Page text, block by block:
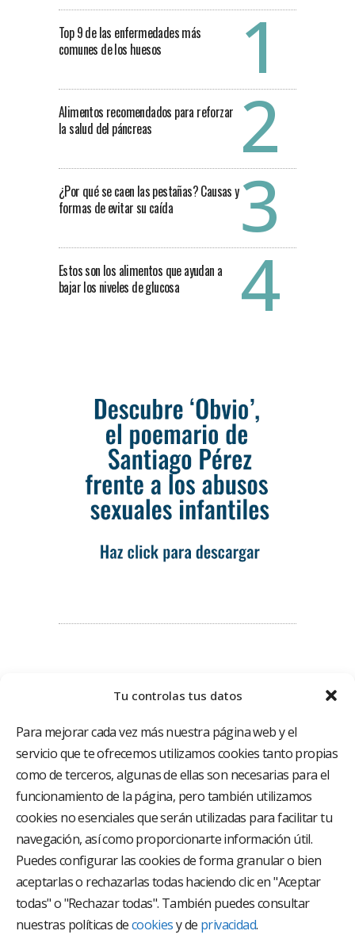
Tu controlas tus datos
Para mejorar cada vez más nuestra página web y el
servicio que te ofrecemos utilizamos cookies tanto propias
como de terceros, algunas de ellas son necesarias para el
funcionamiento de la página, pero también utilizamos
cookies no esenciales que serán utilizadas para facilitar tu
navegación, así como proporcionarte información útil.
Puedes configurar las cookies de forma granular o bien
aceptarlas o rechazarlas todas haciendo clic en "Aceptar
todas" o "Rechazar todas". También puedes consultar
nuestras políticas decookiesy de privacidad.
Top 9 de las enfermedades más
comunes de los huesos
Alimentos recomendados para reforzar
la salud del páncreas
¿Por qué se caen las pestañas? Causas y
formas de evitar su caída
Estos son los alimentos que ayudan a
bajar los niveles de glucosa
El Grupo Hospitalario HLA es uno de los proveedores
hospitalarios con mayor presencia en España, creado
con el objetivo de proporcionar el acceso a una
asistencia sanitaria de alto nivel. Nuestra red asistencial
está compuesta por 18 hospitales y 37 centros médicos
multiespecialidad.
Síguenos en